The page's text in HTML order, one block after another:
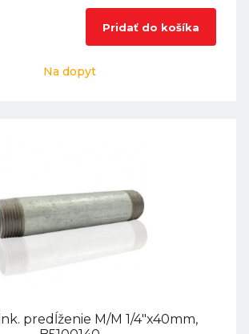
Pridať do košíka
Na dopyt
predĺženie M/M 1/4"x40mm,